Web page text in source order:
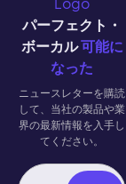
パーフェクト・
ボーカル可能に
なった
ニュースレターを購読
して、当社の製品や業
界の最新情報を入手し
てください。